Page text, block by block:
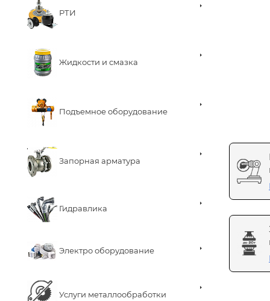
РТИ
Жидкости и смазка
Подъемное оборудование
Запорная арматура
Гидравлика
Электро оборудование
Услуги металлообработки